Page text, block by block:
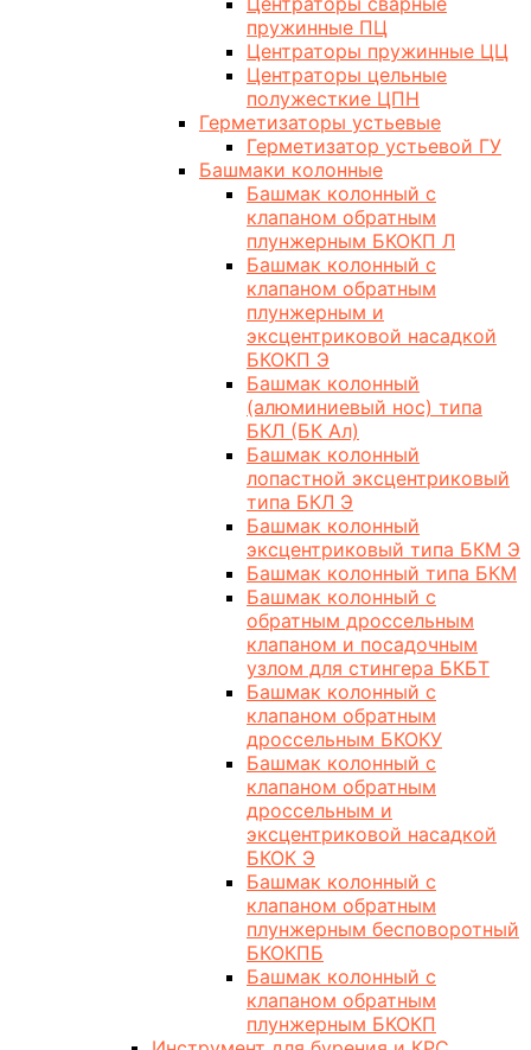
пружинные ПЦ
Центраторы пружинные ЦЦ
Центраторы цельные
полужесткие ЦПН
Герметизаторы устьевые
Герметизатор устьевой ГУ
Башмаки колонные
Башмак колонный с
клапаном обратным
плунжерным БКОКП Л
Башмак колонный с
клапаном обратным
плунжерным и
эксцентриковой насадкой
БКОКП Э
Башмак колонный
(алюминиевый нос) типа
БКЛ (БК Ал)
Башмак колонный
лопастной эксцентриковый
типа БКЛ Э
Башмак колонный
эксцентриковый типа БКМ Э
Башмак колонный типа БКМ
Башмак колонный с
обратным дроссельным
клапаном и посадочным
узлом для стингера БКБТ
Башмак колонный с
клапаном обратным
дроссельным БКОКУ
Башмак колонный с
клапаном обратным
дроссельным и
эксцентриковой насадкой
БКОК Э
Башмак колонный с
клапаном обратным
плунжерным бесповоротный
БКОКПБ
Башмак колонный с
клапаном обратным
плунжерным БКОКП